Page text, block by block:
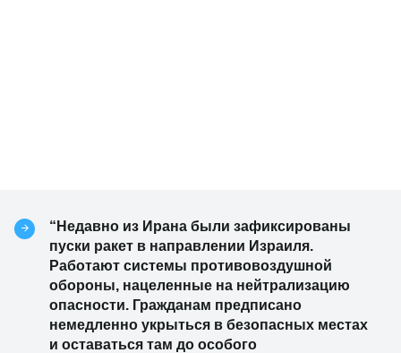
“Недавно из Ирана были зафиксированы
пуски ракет в направлении Израиля.
Работают системы противовоздушной
обороны, нацеленные на нейтрализацию
опасности. Гражданам предписано
немедленно укрыться в безопасных местах
и оставаться там до особого